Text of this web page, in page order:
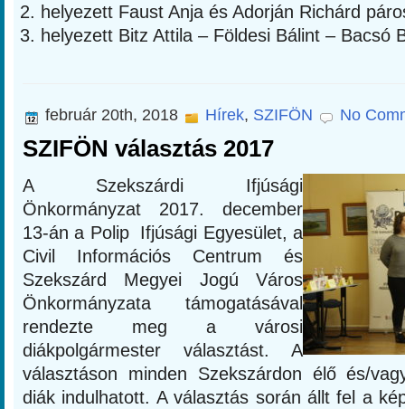
helyezett Faust Anja és Adorján Richárd
helyezett Bitz Attila – Földesi Bálint – Bacsó
február 20th, 2018 Hírek, SZIFÖN No
SZIFÖN választás 2017
A Szekszárdi Ifjúsági
Önkormányzat 2017. december
13-án a Polip Ifjúsági Egyesület, a
Civil Információs Centrum és
Szekszárd Megyei Jogú Város
Önkormányzata támogatásával
rendezte meg a városi
diákpolgármester választást. A
választáson minden Szekszárdon élő és/
diák indulhatott. A választás során állt fel a